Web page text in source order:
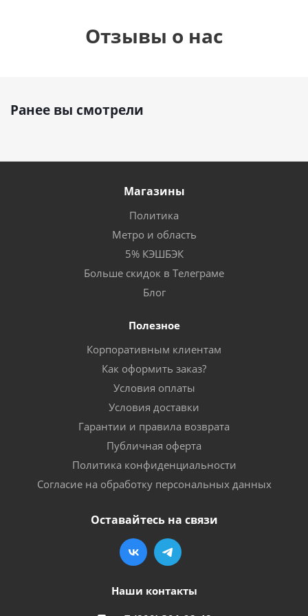
Отзывы о нас
Ранее вы смотрели
Магазины
Политика
Метро и область
5% КЭШБЭК
Больше скидок в Телеграме
Блог
Полезное
Корпоративным клиентам
Как оформить заказ?
Условия оплаты
Условия доставки
Гарантии и правила возврата
Публичная оферта
Политика конфиденциальности
Согласие на обработку персональных данных
Оставайтесь на связи
Наши контакты